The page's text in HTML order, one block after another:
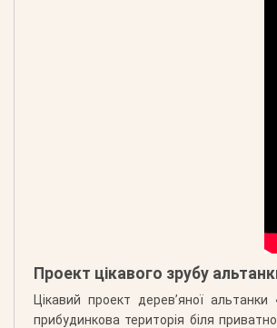
Проект цікавого зрубу
Цікавий проект дерев’яної
прибудинкова територія біля